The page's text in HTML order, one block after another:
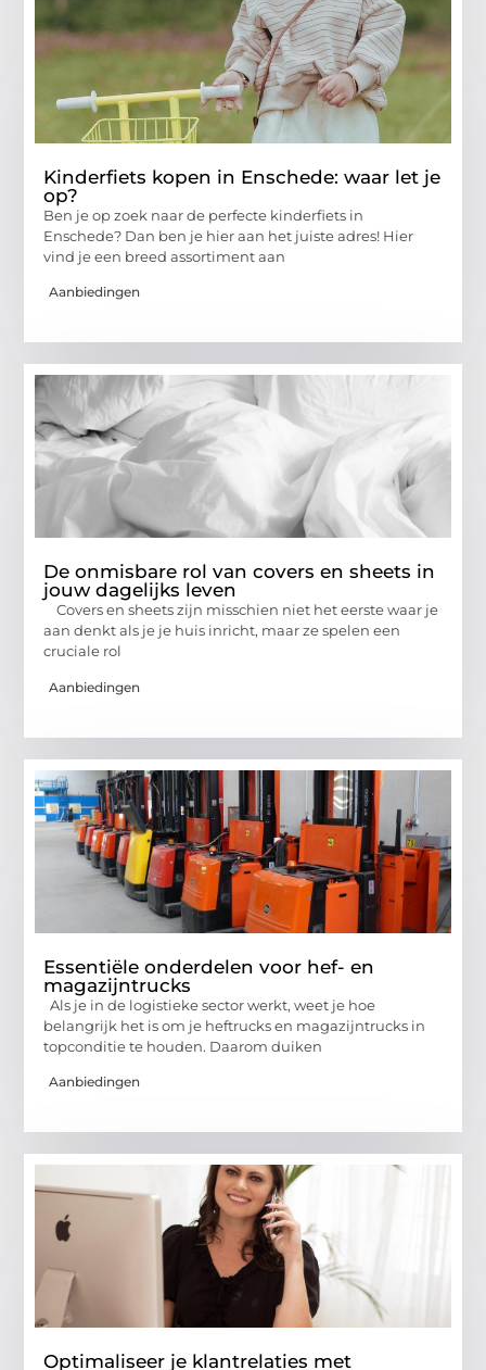
Kinderfiets kopen in Enschede: waar let je
op?
Ben je op zoek naar de perfecte kinderfiets in
Enschede? Dan ben je hier aan het juiste adres! Hier
vind je een breed assortiment aan
Aanbiedingen
De onmisbare rol van covers en sheets in
jouw dagelijks leven
Covers en sheets zijn misschien niet het eerste waar je
aan denkt als je je huis inricht, maar ze spelen een
cruciale rol
Aanbiedingen
Essentiële onderdelen voor hef- en
magazijntrucks
Als je in de logistieke sector werkt, weet je hoe
belangrijk het is om je heftrucks en magazijntrucks in
topconditie te houden. Daarom duiken
Aanbiedingen
Optimaliseer je klantrelaties met